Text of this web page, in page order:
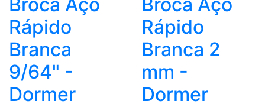
Rápido
Branca
9/64" -
Dormer
Rápido
Branca 2
mm -
Dormer